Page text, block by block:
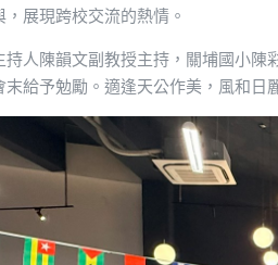
展現跨校交流的熱情。
持人陳韻文副教授主持，關埔國小
末給予勉勵。適逢天公作美，風和日